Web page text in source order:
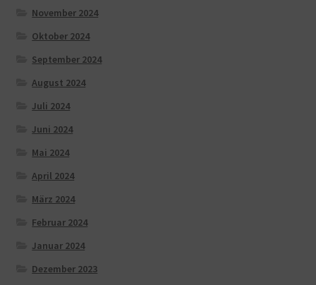
November 2024
Oktober 2024
September 2024
August 2024
Juli 2024
Juni 2024
Mai 2024
April 2024
März 2024
Februar 2024
Januar 2024
Dezember 2023